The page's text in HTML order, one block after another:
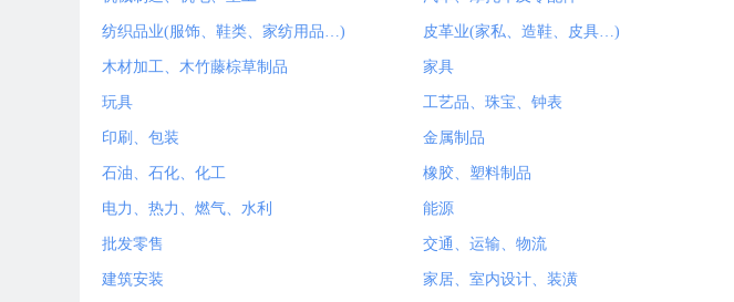
纺织品业(服饰、鞋类、家纺用品…) 皮革业(家私、造鞋、皮具…)
木材加工、木竹藤棕草制品 家具
玩具 工艺品、珠宝、钟表
印刷、包装 金属制品
石油、石化、化工 橡胶、塑料制品
电力、热力、燃气、水利 能源
批发零售 交通、运输、物流
建筑安装 家居、室内设计、装潢